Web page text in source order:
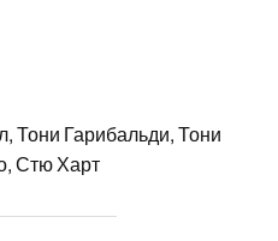
Тони Гарибальди, Тони
Стю Харт